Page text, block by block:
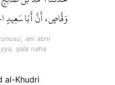
وَقَّاصٍ، أَنَّ أَبَا سَعِيدٍ
ani abni
qala naha
al-Khudri